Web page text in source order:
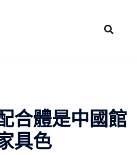
合體是中國館
具色